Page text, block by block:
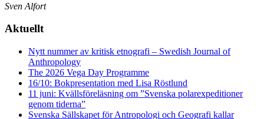
Sven Alfort
Aktuellt
Nytt nummer av kritisk etnografi – Swedish Journal of
Anthropology
The 2026 Vega Day Programme
16/10: Bokpresentation med Lisa Röstlund
11 juni: Kvällsföreläsning om ”Svenska polarexpeditioner
genom tiderna”
Svenska Sällskapet för Antropologi och Geografi kallar